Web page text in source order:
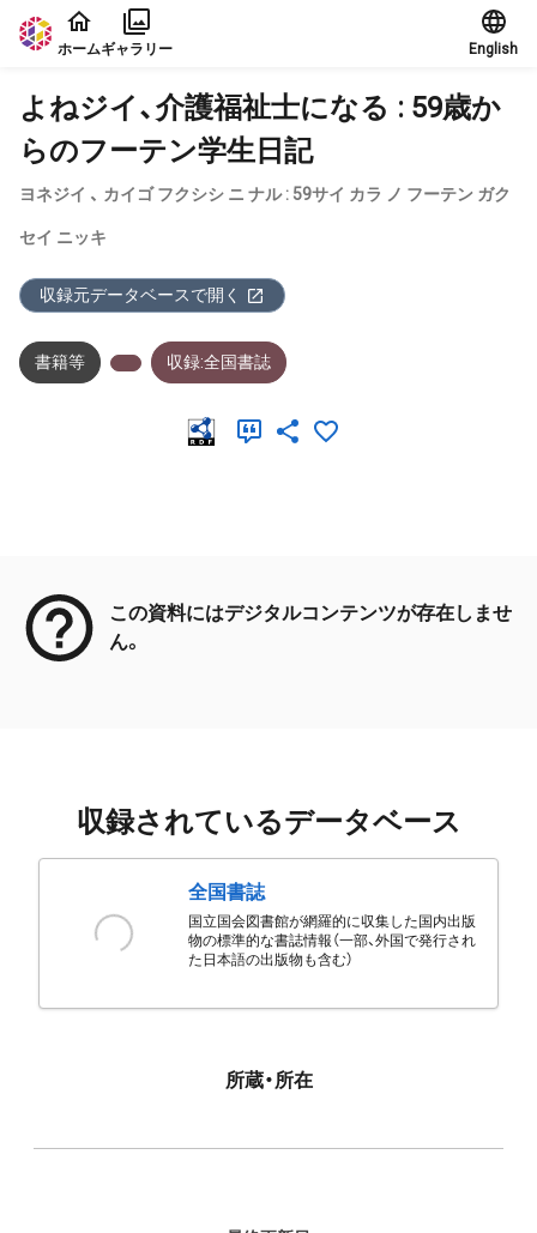
本文に飛ぶ
ホームギャラリー English
よねジイ、介護福祉士になる : 59歳か
らのフーテン学生日記
ヨネジイ 、 カイゴ フクシシ ニ ナル : 59サイ カラ ノ フーテン ガク
セイ ニッキ
収録元データベースで開く
書籍等 収録:全国書誌
この資料にはデジタルコンテンツが存在しませ
ん。
収録されているデータベース
全国書誌
国立国会図書館が網羅的に収集した国内出版
物の標準的な書誌情報（一部、外国で発行され
た日本語の出版物も含む）
所蔵・所在